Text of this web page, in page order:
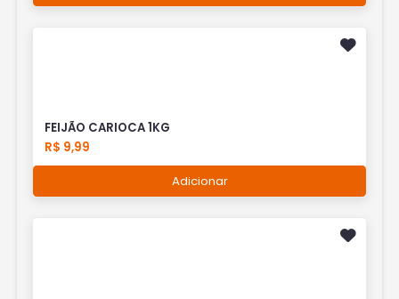
FEIJÃO CARIOCA 1KG
R$ 9,99
Adicionar